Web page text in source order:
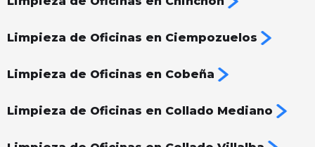
Limpieza de Oficinas en Ciempozuelos
Limpieza de Oficinas en Cobeña
Limpieza de Oficinas en Collado Mediano